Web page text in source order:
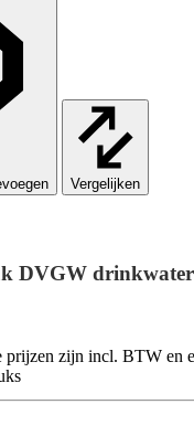
Vergelijken
DVGW
zijn incl. BTW en